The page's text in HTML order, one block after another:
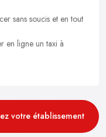
sans soucis et en tout
en ligne un taxi à
votre établissement